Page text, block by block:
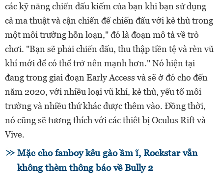
các kỹ năng chiến đấu kiếm của bạn khi bạn sử dụng
cả ma thuật và cận chiến để chiến đấu với kẻ thù trong
một môi trường hỗn loạn," đó là đoạn mô tả về trò
chơi. "Bạn sẽ phải chiến đấu, thu thập tiền tệ và rèn vũ
khí mới để có thể trở nên mạnh hơn." Nó hiện tại
đang trong giai đoạn Early Access và sẽ ở đó cho đến
năm 2020, với nhiều loại vũ khí, kẻ thù, yếu tố môi
trường và nhiều thứ khác được thêm vào. Đồng thời,
nó cũng sẽ tương thích với các thiêt bị Oculus Rift và
Vive.
Mặc cho fanboy kêu gào ầm ĩ, Rockstar vẫn
không thèm thông báo về Bully 2